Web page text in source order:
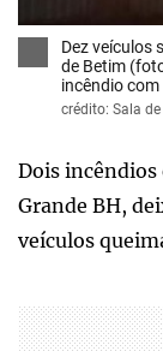
Dez veículos
de Betim
incêndio
crédito: Sala
Dois incêndios
Grande BH,
veículos